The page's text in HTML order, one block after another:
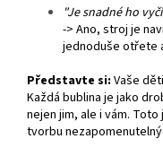
"Je snadné ho
-> Ano, stroj je
jednoduše otřete
Představte si: Vaše
Každá bublina je jako
nejen jim, ale i vám.
tvorbu